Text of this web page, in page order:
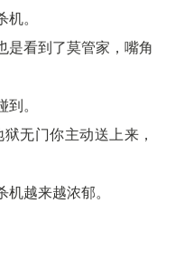
。
是看到了莫管家，嘴角
。
无门你主动送上来，
越来越浓郁。